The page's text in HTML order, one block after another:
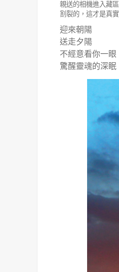
親送的相機進入藏
割裂的，這才是真
迎來朝陽
送走夕陽
不經意看你一眼
驚醒靈魂的深眠